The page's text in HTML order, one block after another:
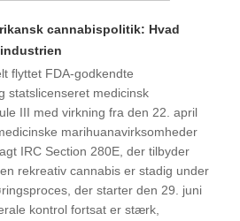
cannabispolitik: Hvad
flyttet FDA-godkendte
statslicenseret medicinsk
III med virkning fra den 22. april
marihuanavirksomheder
IRC Section 280E, der tilbyder
rekreativ cannabis er stadig under
der starter den 29. juni
kontrol fortsat er stærk,